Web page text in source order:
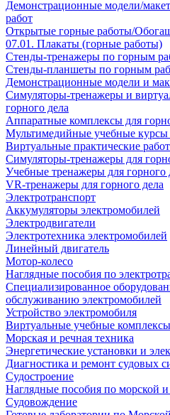
Демонстрационные модели/
работ
Открытые горные работы/
07.01. Плакаты (горные работы)
Стенды-тренажеры по горным
Стенды-планшеты по горным
Демонстрационные модели и
Симуляторы-тренажеры и
горного дела
Аппаратные комплексы для
Мультимедийные учебные
Виртуальные практические
Симуляторы-тренажеры для
Учебные тренажеры для горного
VR-тренажеры для горного дела
Электротранспорт
Аккумуляторы электромобилей
Электродвигатели
Электротехника электромобилей
Линейный двигатель
Мотор-колесо
Наглядные пособия по
Специализированное
обслуживанию электромобилей
Устройство электромобиля
Виртуальные учебные
Морская и речная техника
Энергетические установки и
Диагностика и ремонт судовых
Судостроение
Наглядные пособия по морской
Судовождение